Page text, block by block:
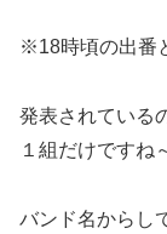
※18時頃の出番
発表されている
１組だけですね
バンド名からし